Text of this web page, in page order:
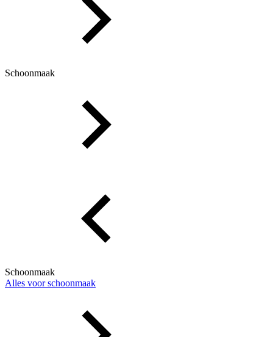
Schoonmaak
Schoonmaak
Alles voor schoonmaak